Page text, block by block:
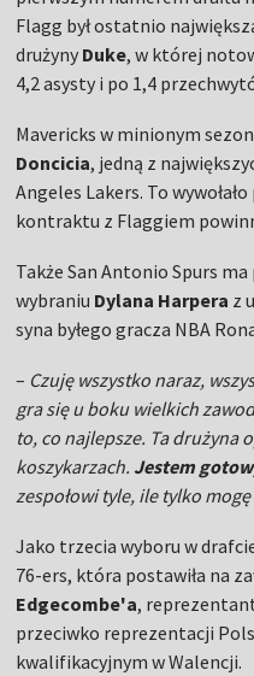
Flagg był ostatnio
drużyny Duke, w której
4,2 asysty i po 1,4
Mavericks w minionym
Doncicia, jedną z
Angeles Lakers. To
kontraktu z Flaggiem
Także San Antonio Spurs
wybraniu Dylana Harpera z
syna byłego gracza NBA
– Czuję wszystko naraz,
gra się u boku wielkich
to, co najlepsze. Ta drużyna
koszykarzach.Jestem
zespołowi tyle, ile tylko mogę
Jako trzecia wyboru w
76-ers, która postawiła na
Edgecombe'a,
przeciwko reprezentacji
kwalifikacyjnym w Walencji.